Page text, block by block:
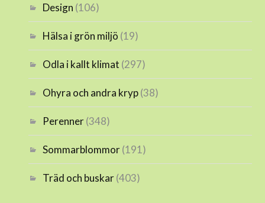
Design (106)
Hälsa i grön miljö (19)
Odla i kallt klimat (297)
Ohyra och andra kryp(38)
Perenner(348)
Sommarblommor(191)
Träd och buskar(403)